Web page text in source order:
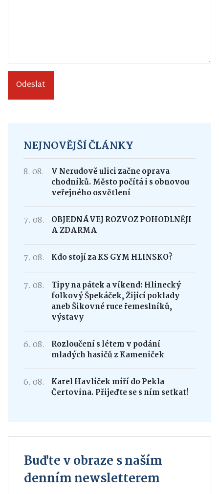
Odeslat
NEJNOVĚJŠÍ ČLÁNKY
8. 08.
V Nerudově ulici začne oprava
chodníků. Město počítá i s obnovou
veřejného osvětlení
7. 08.
OBJEDNÁVEJ ROZVOZ POHODLNĚJI
A ZDARMA
7. 08. Kdo stojí za KS GYM HLINSKO?
7. 08.
Tipy na pátek a víkend: Hlinecký
folkový Špekáček, Žijící poklady
aneb Šikovné ruce řemeslníků,
výstavy
6. 08.
Rozloučení s létem v podání
mladých hasičů z Kameniček
6. 08.
Karel Havlíček míří do Pekla
Čertovina. Přijeďte se s ním setkat!
Buďte v obraze s naším
denním newsletterem